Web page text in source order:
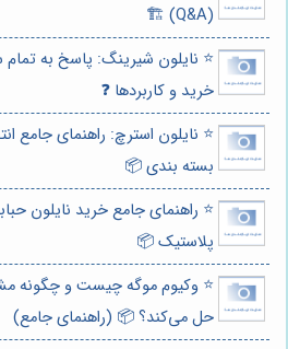
(Q&A) 🏗️
⭐️ نایلون شیرینگ: پاسخ به
خرید و کاربردها ❓
⭐️ نایلون استرچ: راهنمای جامع
بسته بندی 📦
⭐️ راهنمای جامع خرید نایلون
پلاستیک 📦
⭐️ وکیوم موگه چیست و چگونه
حل می‌کند؟ 📦 (راهنمای جامع)